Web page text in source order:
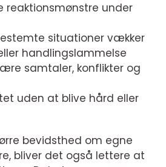
reaktionsmønstre under
situationer vækker
handlingslammelse
samtaler, konflikter og
uden at blive hård eller
bevidsthed om egne
bliver det også lettere at